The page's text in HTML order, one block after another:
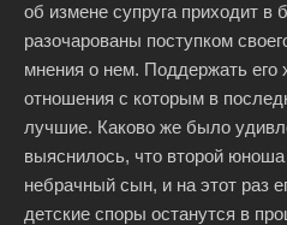
об измене супруга приходит в
разочарованы поступком
мнения о нем. Поддержать его
отношения с которым в
лучшие. Каково же было
выяснилось, что второй
небрачный сын, и на этот раз
детские споры останутся в